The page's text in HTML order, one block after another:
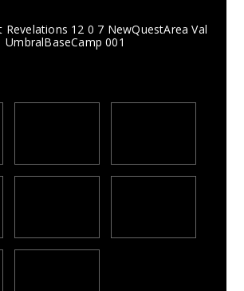
Revelations 12 0 7 NewQuestArea Val
UmbralBaseCamp 001